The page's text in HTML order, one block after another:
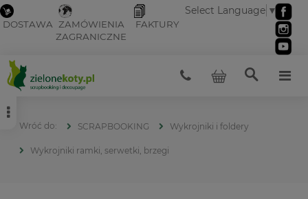
DOSTAWA ZAMÓWIENIA
ZAGRANICZNE
FAKTURY
Select Language ▼
SCRAPBOOKING Wykrojniki i foldery
Wykrojniki ramki, serwetki, brzegi